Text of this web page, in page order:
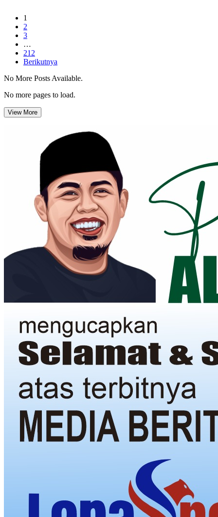
1
2
3
…
212
Berikutnya
No More Posts Available.
No more pages to load.
View More